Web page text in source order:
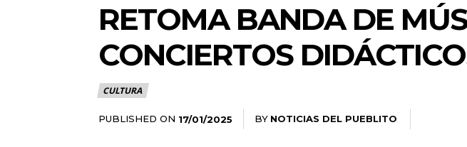
RETOMA BANDA DE
CONCIERTOS
CULTURA
PUBLISHED ON 17/01/2025 BY NOTICIAS DEL PUEBLITO